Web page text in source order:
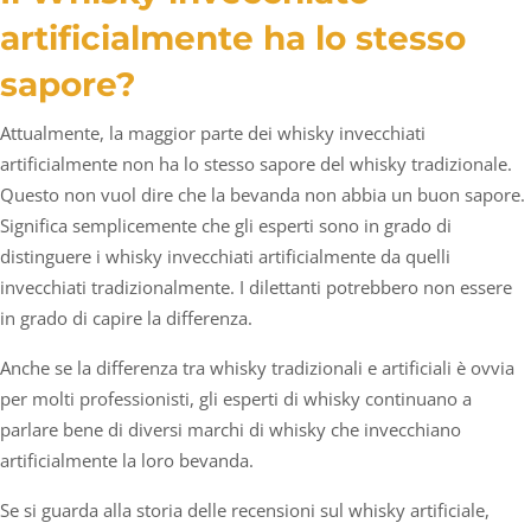
artificialmente ha lo stesso
sapore?
Attualmente, la maggior parte dei whisky invecchiati
artificialmente non ha lo stesso sapore del whisky tradizionale.
Questo non vuol dire che la bevanda non abbia un buon sapore.
Significa semplicemente che gli esperti sono in grado di
distinguere i whisky invecchiati artificialmente da quelli
invecchiati tradizionalmente. I dilettanti potrebbero non essere
in grado di capire la differenza.
Anche se la differenza tra whisky tradizionali e artificiali è ovvia
per molti professionisti, gli esperti di whisky continuano a
parlare bene di diversi marchi di whisky che invecchiano
artificialmente la loro bevanda.
Se si guarda alla storia delle recensioni sul whisky artificiale,